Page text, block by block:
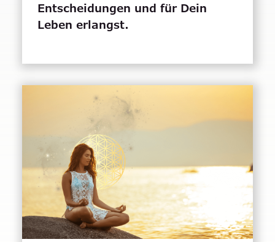
Entscheidungen und für Dein
Leben erlangst.